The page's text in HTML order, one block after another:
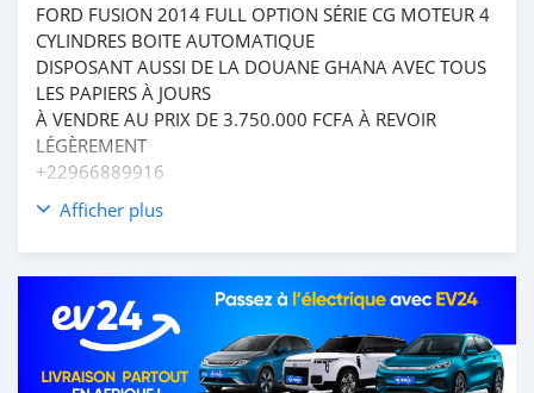
FORD FUSION 2014 FULL OPTION SÉRIE CG MOTEUR 4
CYLINDRES BOITE AUTOMATIQUE
DISPOSANT AUSSI DE LA DOUANE GHANA AVEC TOUS
LES PAPIERS À JOURS
À VENDRE AU PRIX DE 3.750.000 FCFA À REVOIR
LÉGÈREMENT
+22966889916
Afficher plus